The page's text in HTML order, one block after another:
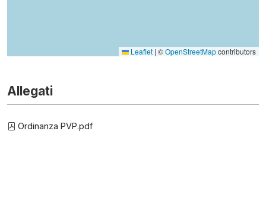
Leaflet | ©OpenStreetMapcontributors
Allegati
Ordinanza PVP.pdf